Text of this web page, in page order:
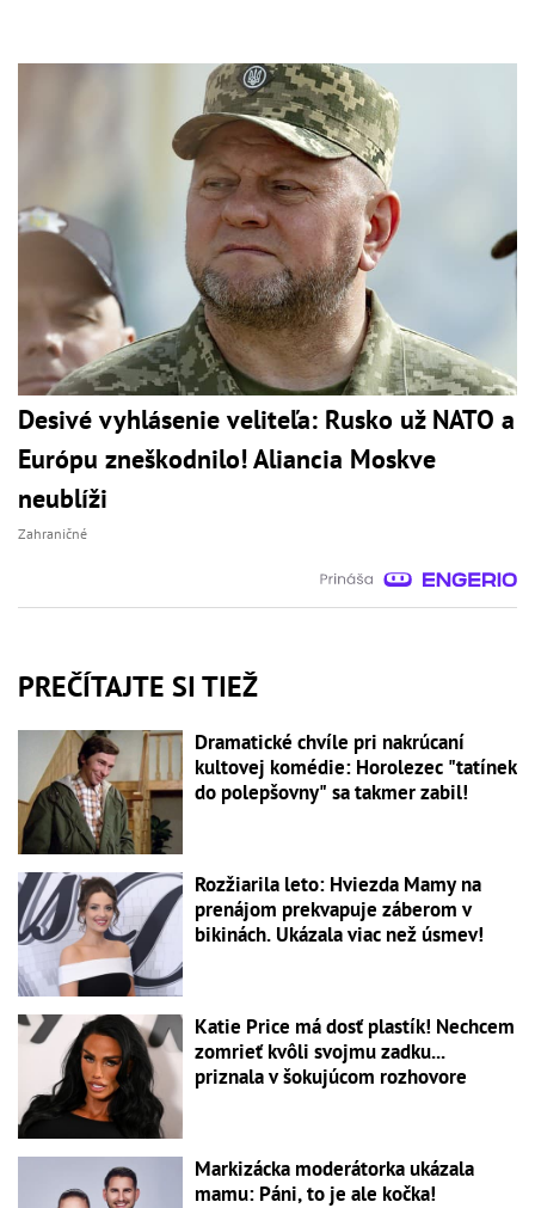
Desivé vyhlásenie veliteľa: Rusko už NATO a
Európu zneškodnilo! Aliancia Moskve
neublíži
Zahraničné
PREČÍTAJTE SI TIEŽ
Dramatické chvíle pri nakrúcaní
kultovej komédie: Horolezec "tatínek
do polepšovny" sa takmer zabil!
Rozžiarila leto: Hviezda Mamy na
prenájom prekvapuje záberom v
bikinách. Ukázala viac než úsmev!
Katie Price má dosť plastík! Nechcem
zomrieť kvôli svojmu zadku...
priznala v šokujúcom rozhovore
Markizácka moderátorka ukázala
mamu: Páni, to je ale kočka!